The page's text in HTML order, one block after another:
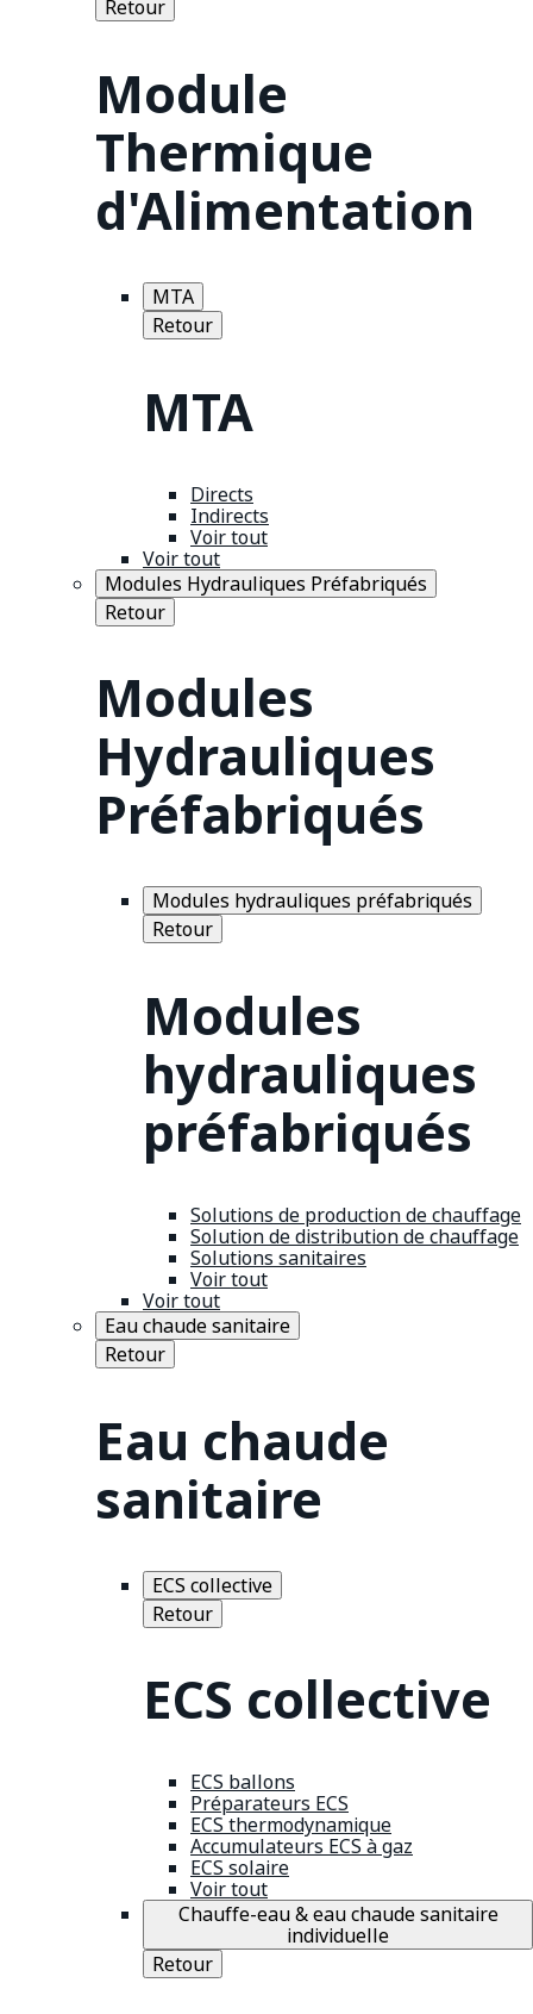
Retour
Module
Thermique
d'Alimentation
MTA
Retour
MTA
Directs
Indirects
Voir tout
Voir tout
Modules Hydrauliques Préfabriqués
Retour
Modules
Hydrauliques
Préfabriqués
Modules hydrauliques préfabriqués
Retour
Modules
hydrauliques
préfabriqués
Solutions de production de chauffage
Solution de distribution de chauffage
Solutions sanitaires
Voir tout
Voir tout
Eau chaude sanitaire
Retour
Eau chaude
sanitaire
ECS collective
Retour
ECS collective
ECS ballons
Préparateurs ECS
ECS thermodynamique
Accumulateurs ECS à gaz
ECS solaire
Voir tout
Chauffe-eau & eau chaude sanitaire
individuelle
Retour